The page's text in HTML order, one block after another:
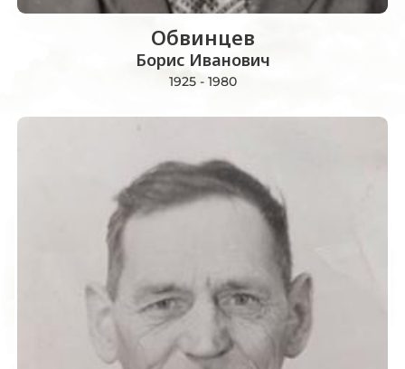
Обвинцев
Борис Иванович
1925 - 1980